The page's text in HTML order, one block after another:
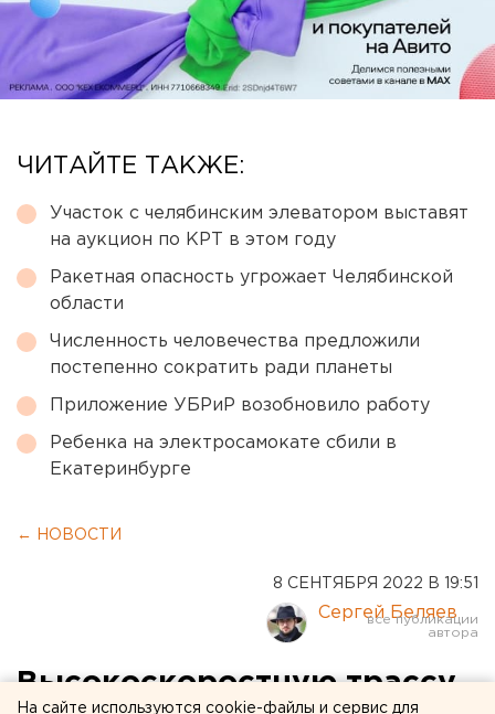
ЧИТАЙТЕ ТАКЖЕ:
Участок с челябинским элеватором выставят
на аукцион по КРТ в этом году
Ракетная опасность угрожает Челябинской
области
Численность человечества предложили
постепенно сократить ради планеты
Приложение УБРиР возобновило работу
Ребенка на электросамокате сбили в
Екатеринбурге
← НОВОСТИ
8 СЕНТЯБРЯ 2022 В 19:51
Сергей Беляев
Высокоскоростную трассу
На сайте используются cookie-файлы и сервис для